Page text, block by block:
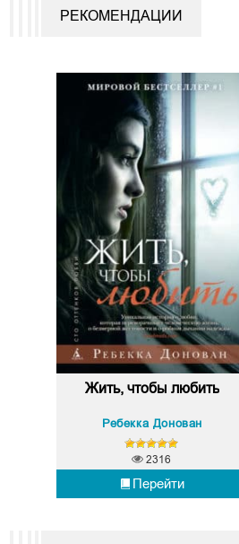
РЕКОМЕНДАЦИИ
Жить, чтобы любить
Ребекка Донован
Перейти
2316